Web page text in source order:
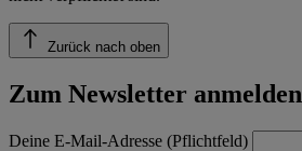
Zurück nach oben
Zum Newsletter anmelden
Deine E-Mail-Adresse (Pflichtfeld)